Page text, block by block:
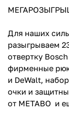
Для наших
разыгрываем
отвертку
фирменные
и DeWalt,
очки и
от METABO и
Подробнее
об оплате